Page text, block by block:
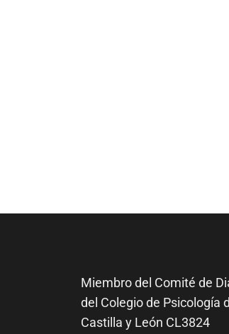
Miembro del Comité de
del Colegio de Psicología
Castilla y León CL3824